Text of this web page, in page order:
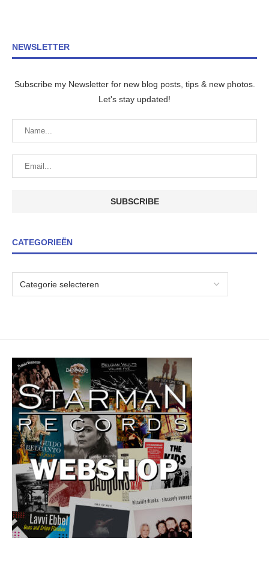
NEWSLETTER
Subscribe my Newsletter for new blog posts, tips & new photos.
Let's stay updated!
CATEGORIEËN